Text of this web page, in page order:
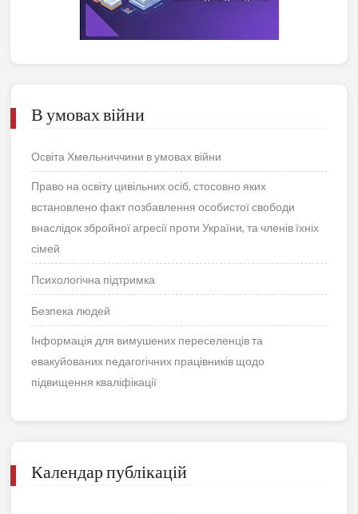
В умовах війни
Освіта Хмельниччини в умовах війни
Право на освіту цивільних осіб, стосовно яких
встановлено факт позбавлення особистої свободи
внаслідок збройної агресії проти України, та членів їхніх
сімей
Психологічна підтримка
Безпека людей
Інформація для вимушених переселенців та
евакуйованих педагогічних працівників щодо
підвищення кваліфікації
Календар публікацій